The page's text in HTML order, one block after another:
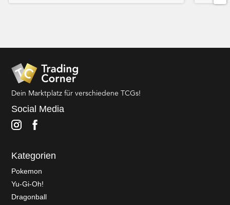
Dein Marktplatz für verschiedene TCGs!
Social Media
Kategorien
Pokemon
Yu-Gi-Oh!
Dragonball